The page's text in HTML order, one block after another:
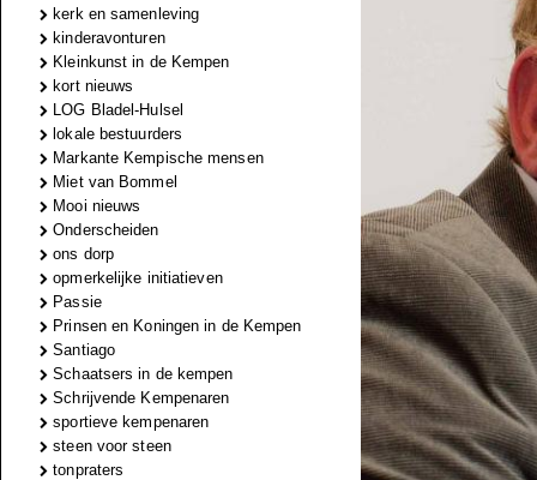
kerk en samenleving
kinderavonturen
Kleinkunst in de Kempen
kort nieuws
LOG Bladel-Hulsel
lokale bestuurders
Markante Kempische mensen
Miet van Bommel
Mooi nieuws
Onderscheiden
ons dorp
opmerkelijke initiatieven
Passie
Prinsen en Koningen in de Kempen
Santiago
Schaatsers in de kempen
Schrijvende Kempenaren
sportieve kempenaren
steen voor steen
tonpraters